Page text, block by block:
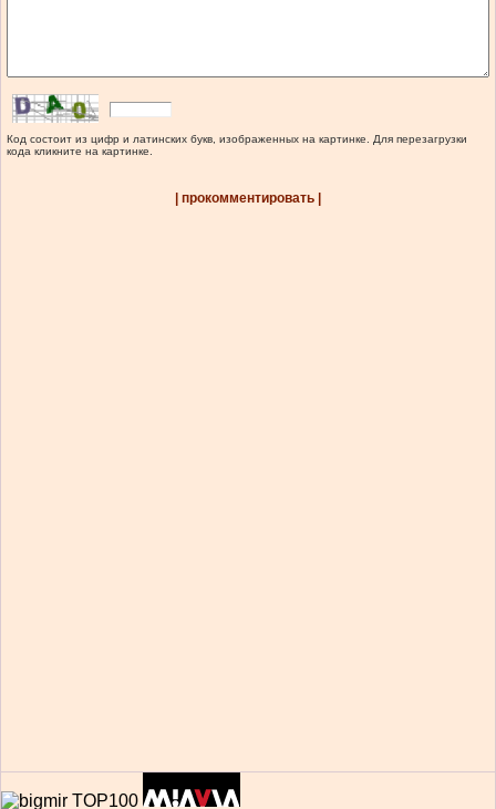
Код состоит из цифр и латинских букв, изображенных на картинке. Для перезагрузки
кода кликните на картинке.
| прокомментировать |